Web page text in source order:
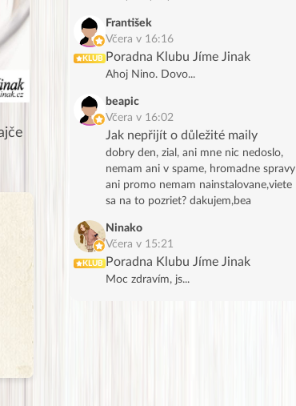
KLUB
František
Včera v 16:16
Poradna Klubu Jíme Jinak
Ahoj Nino. Dovo...
beapic
Včera v 16:02
Jak nepřijít o důležité maily
dobry den, zial, ani mne nic nedoslo,
nemam ani v spame, hromadne spravy
ani promo nemam nainstalovane,viete
sa na to pozriet? dakujem,bea
KLUB
Ninako
Včera v 15:21
Poradna Klubu Jíme Jinak
Moc zdravím, js...